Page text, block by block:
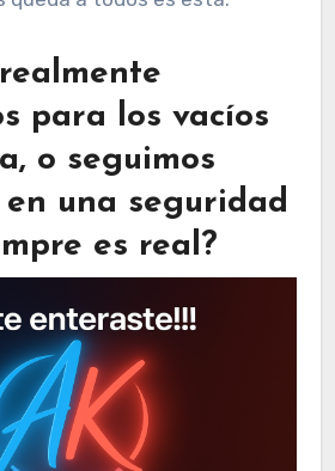
para los vacíos
o seguimos
una seguridad
es real?